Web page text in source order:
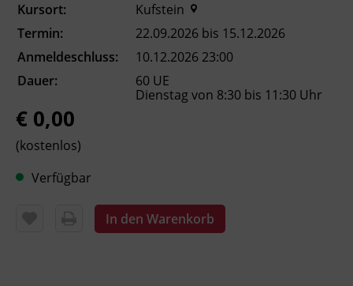
Ungezwungener Austausch und
Diskussion über Themen, die für die
Teilnehmer_innen im Rahmen ihrer
Integrationsbemühungen relevant sind
Kursformat
Präsenzunterricht
Fachtrainer_in
Kursort:
Kufstein
Termin:
22.09.2026 bis 15.12.2026
Anmeldeschluss:
10.12.2026 23:00
Dauer:
60 UE
Dienstag von 8:30 bis 11:30 Uhr
€ 0,00
(kostenlos)
Verfügbar
In den Warenkorb